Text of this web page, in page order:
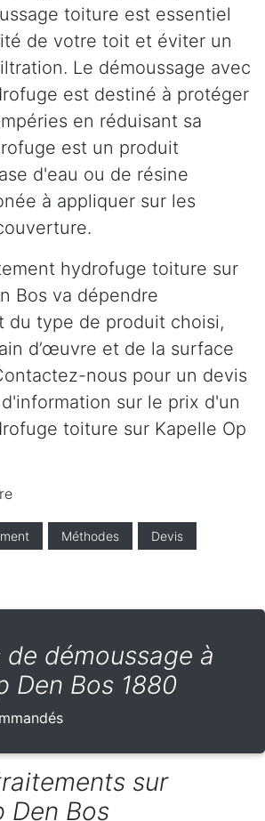
toiture est essentiel
de votre toit et éviter un
Le démoussage avec
est destiné à protéger
en réduisant sa
est un produit
d'eau ou de résine
à appliquer sur les
hydrofuge toiture sur
Bos va dépendre
du type de produit choisi,
d’œuvre et de la surface
nous pour un devis
sur le prix d'un
toiture sur Kapelle Op
Méthodes Devis
démoussage à
Den Bos 1880
sur
Den Bos